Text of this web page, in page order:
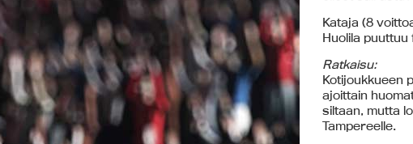
Kataja (8
Huolila
Ratkaisu:
Kotijoukkueen
ajoittain
siltaan, mutta
Tampereelle.